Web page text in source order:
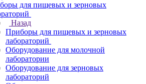
для пищевых и зерновых
Назад
Приборы для пищевых и зерновых
лабораторий
Оборудование для молочной
лаборатории
Оборудование для зерновых
лабораторий